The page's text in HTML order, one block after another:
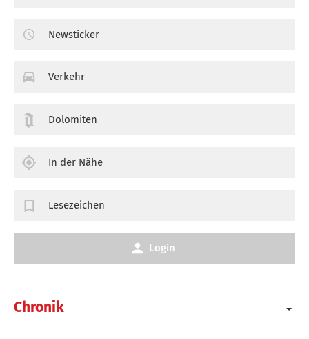
Chronik
Newsticker
Verkehr
Dolomiten
In der Nähe
Lesezeichen
Login